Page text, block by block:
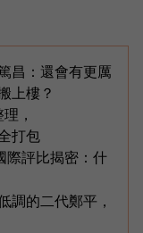
昌：還會有更厲
上樓？
，
打包
評比揭密：什
調的二代鄭平，